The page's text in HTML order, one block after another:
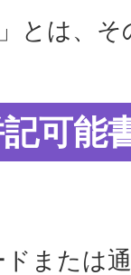
とは、
記可能
または